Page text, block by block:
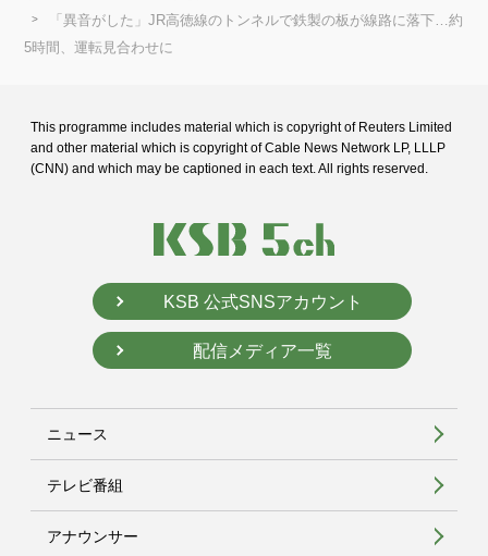
「異音がした」JR高徳線のトンネルで鉄製の板が線路に落下…約
5時間、運転見合わせに
This programme includes material which is copyright of Reuters Limited
and other material which is copyright of Cable News Network LP, LLLP
(CNN) and which may be captioned in each text. All rights reserved.
KSB 公式SNSアカウント
配信メディア一覧
ニュース
テレビ番組
アナウンサー